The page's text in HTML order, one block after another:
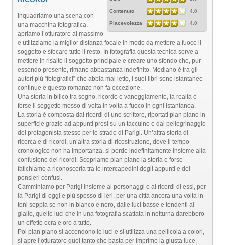
Contenuto 4.0
Piacevolezza 4.0
Inquadriamo una scena con
una macchina fotografica,
apriamo l’otturatore al massimo
e utilizziamo la miglior distanza focale in modo da mettere a fuoco il
soggetto e sfocare tutto il resto. In fotografia questa tecnica serve a
mettere in risalto il soggetto principale e creare uno sfondo che, pur
essendo presente, rimane abbastanza indefinito. Modiano è tra gli
autori più “fotografici” che abbia mai letto, i suoi libri sono istantanee
continue e questo romanzo non fa eccezione.
Una storia in bilico tra sogno, ricordo e vaneggiamento, la realtà è
forse il soggetto messo di volta in volta a fuoco in ogni istantanea.
La storia è composta dai ricordi di uno scrittore, riportati pian piano in
superficie grazie ad appunti presi su un taccuino e dal pellegrinaggio
del protagonista stesso per le strade di Parigi. Un’altra storia di
ricerca e di ricordi, un’altra storia di ricostruzione, dove il tempo
cronologico non ha importanza, si perde indefinitamente insieme alla
confusione dei ricordi. Scopriamo pian piano la storia e forse
fatichiamo a riconoscerla tra le intercapedini degli appunti e dei
pensieri confusi.
Camminiamo per Parigi insieme ai personaggi o al ricordi di essi, per
la Parigi di oggi e più spesso di ieri, per una città ancora una volta in
toni seppia se non in bianco e nero, dalle luci basse e tendenti al
giallo, quelle luci che in una fotografia scattata in notturna darebbero
un effetto ocra e oro a tutto.
Poi pian piano si accendono le luci e si utilizza una pellicola a colori,
si apre l’otturatore quel tanto che basta per imprime la giusta luce,